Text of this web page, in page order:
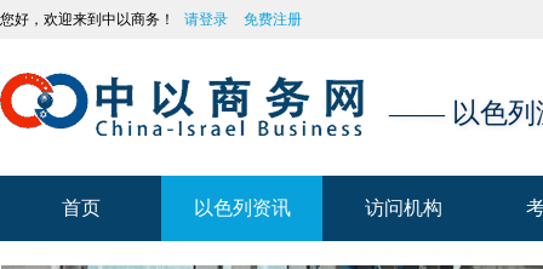
您好，欢迎来到中以商务！ 请登录 免费注册
—— 以色列
首页 以色列资讯 访问机构